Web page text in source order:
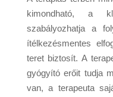
kimondható, a
szabályozhatja a
ítélkezésmentes
teret biztosít. A
gyógyító erőit tudja
van, a terapeuta